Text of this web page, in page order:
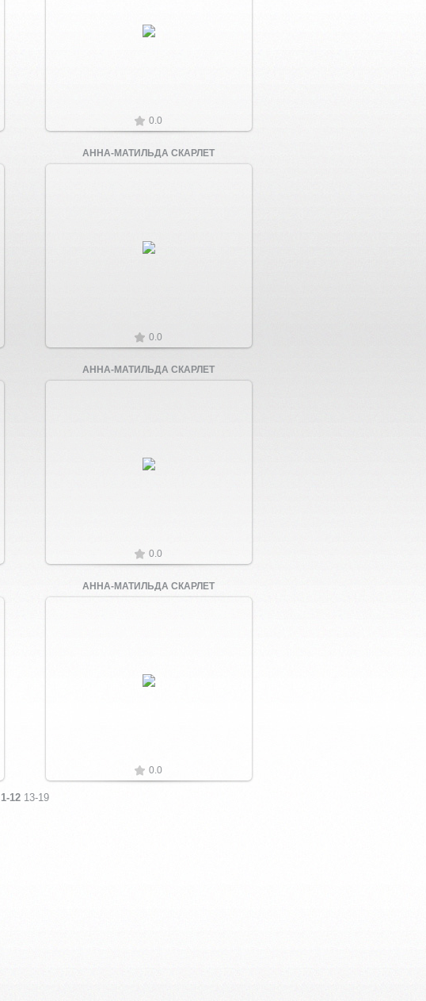
Увеличить
0.0
АННА-МАТИЛЬДА СКАРЛЕТ
Увеличить
0.0
АННА-МАТИЛЬДА СКАРЛЕТ
Увеличить
0.0
АННА-МАТИЛЬДА СКАРЛЕТ
Увеличить
0.0
1-12 13-19